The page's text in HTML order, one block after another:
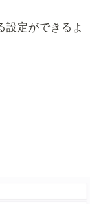
設定ができるよ